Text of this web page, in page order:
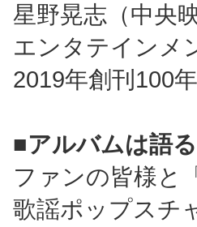
星野晃志（中央
エンタテインメ
2019年創刊100
■アルバムは語る
ファンの皆様と
歌謡ポップスチ